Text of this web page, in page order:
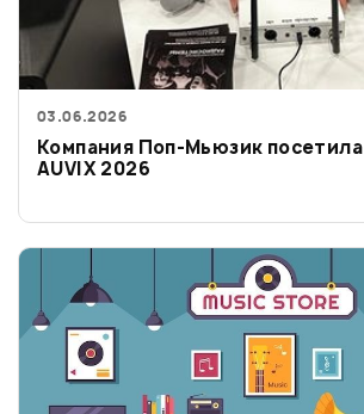
03.06.2026
Компания Поп-Мьюзик посетила
AUVIX 2026